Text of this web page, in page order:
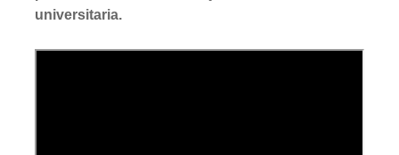
universitaria.